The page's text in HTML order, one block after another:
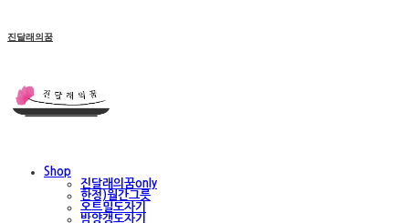
진달래의꿈
Shop
진달래의꿈only
한정)월간그릇
오트밀도자기
밤양갱도자기